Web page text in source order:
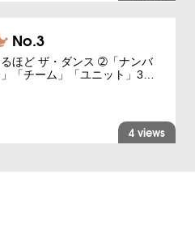
ほど ザ・ダンス ➁「ナンバ
「チーム」「ユニット」3…
4 views